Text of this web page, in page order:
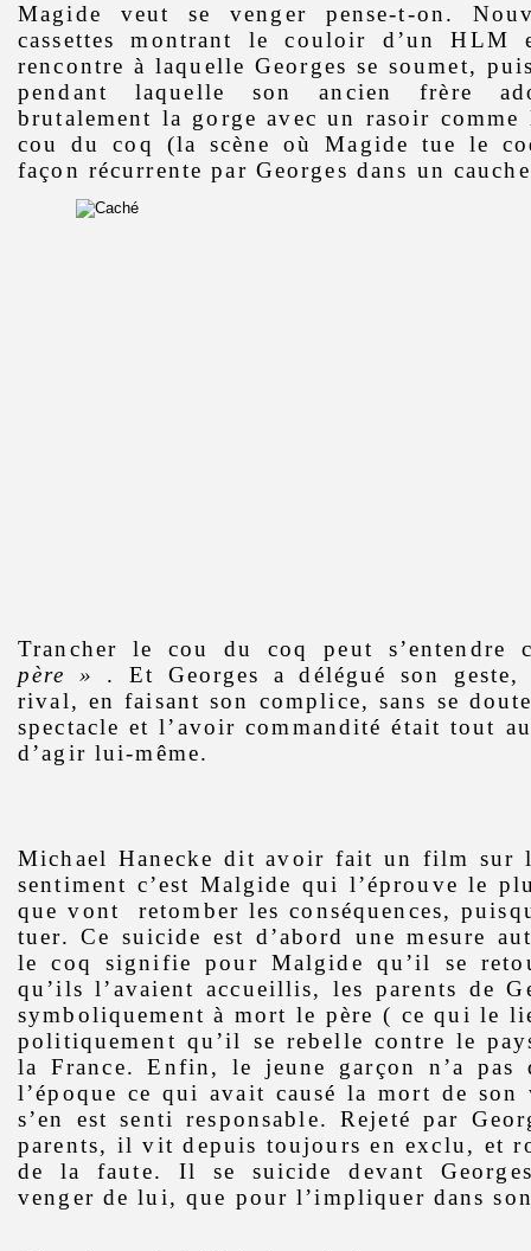
Magide veut se venger pense-t-on.
cassettes montrant le couloir d’un HLM
rencontre à laquelle Georges se soumet,
pendant laquelle son ancien frère
brutalement la gorge avec un rasoir
cou du coq (la scène où Magide tue le
façon récurrente par Georges dans un
Trancher le cou du coq peut s’entendre
père »
. Et Georges a délégué son
rival, en faisant son complice, sans se
spectacle et l’avoir commandité était tout
d’agir lui-même.
Michael Hanecke dit avoir fait un film sur
sentiment c’est Malgide qui l’éprouve le
que vont
retomber les conséquences,
tuer. Ce suicide est d’abord une mesure
le coq signifie pour Malgide qu’il se
qu’ils l’avaient accueillis, les parents de
symboliquement à mort le père ( ce qui le
politiquement qu’il se rebelle contre le
la France. Enfin, le jeune garçon n’a pas
l’époque ce qui avait causé la mort de son
s’en est senti responsable. Rejeté par
parents, il vit depuis toujours en exclu, et
de la faute. Il se suicide devant
venger de lui, que pour l’impliquer dans